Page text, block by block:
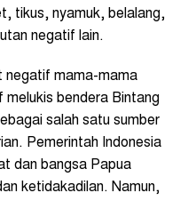
tikus, nyamuk, belalang,
negatif lain.
negatif mama-mama
melukis bendera Bintang
salah satu sumber
Pemerintah Indonesia
dan bangsa Papua
ketidakadilan. Namun,